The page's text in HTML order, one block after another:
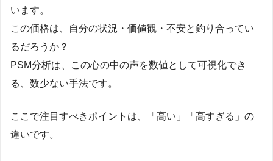
います。
この価格は、自分の状況・価値観・不安と釣り合ってい
るだろうか？
PSM分析は、この心の中の声を数値として可視化でき
る、数少ない手法です。
ここで注目すべきポイントは、「高い」「高すぎる」の
違いです。